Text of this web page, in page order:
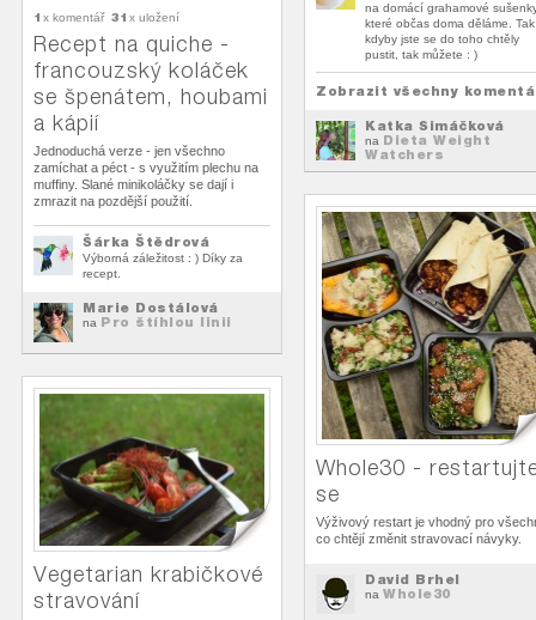
1 x komentář 31 x uložení
Recept na quiche -
francouzský koláček
se špenátem, houbami
a kápií
Jednoduchá verze - jen všechno
zamíchat a péct - s využitím plechu na
muffiny. Slané minikoláčky se dají i
zmrazit na pozdější použití.
Šárka Štědrová
Výborná záležitost : ) Díky za
recept.
Marie Dostálová
na Pro štíhlou linii
na domácí grahamové
které občas doma děláme. Tak
kdyby jste se do toho chtěly
pustit, tak můžete : )
Zobrazit všechny
Katka Šimáčková
na Dieta Weight
Watchers
Whole30 -
se
Výživový restart je vhodný pro
co chtějí změnit stravovací návyky.
David Brhel
na Whole30
Vegetarian krabičkové
stravování